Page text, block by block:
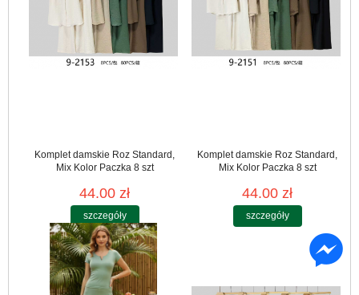
Komplet damskie Roz Standard,
Mix Kolor Paczka 8 szt
44.00 zł
szczegóły
Komplet damskie Roz Standard,
Mix Kolor Paczka 8 szt
44.00 zł
szczegóły